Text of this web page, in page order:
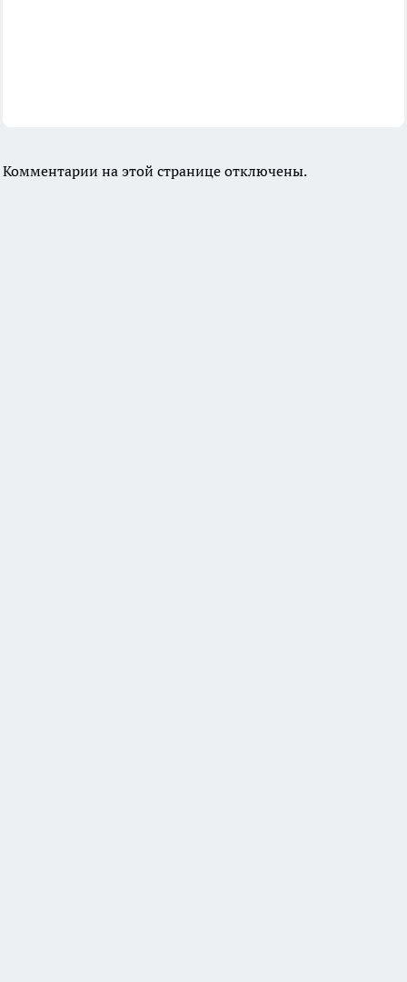
Комментарии на этой странице отключены.